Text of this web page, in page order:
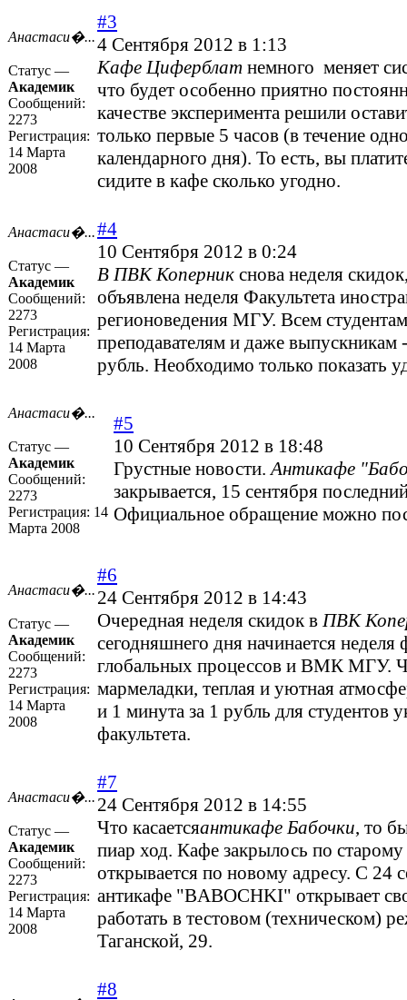
Анастаси�...
Статус —
Академик
Сообщений:
2273
Регистрация:
14 Марта
2008
#3
4 Сентября 2012 в 1:13
Кафе Циферблат немного меняет
что будет особенно приятно
качестве эксперимента решили
только первые 5 часов (в течение
календарного дня). То есть, вы
сидите в кафе сколько угодно.
Анастаси�...
Статус —
Академик
Сообщений:
2273
Регистрация:
14 Марта
2008
#4
10 Сентября 2012 в 0:24
В ПВК Коперник снова неделя
объявлена неделя Факультета
регионоведения МГУ. Всем
преподавателям и даже выпускникам
рубль. Необходимо только показать
Анастаси�...
Статус —
Академик
Сообщений:
2273
Регистрация: 14
Марта 2008
#5
10 Сентября 2012 в 18:48
Грустные новости.Антикафе
закрывается, 15 сентября
Официальное обращение можно
Анастаси�...
Статус —
Академик
Сообщений:
2273
Регистрация:
14 Марта
2008
#6
24 Сентября 2012 в 14:43
Очередная неделя скидок в ПВК
сегодняшнего дня начинается неделя
глобальных процессов и ВМК МГУ.
мармеладки, теплая и уютная
и 1 минута за 1 рубль для студентов
факультета.
Анастаси�...
Статус —
Академик
Сообщений:
2273
Регистрация:
14 Марта
2008
#7
24 Сентября 2012 в 14:55
Что касаетсяантикафе Бабочки, то
пиар ход. Кафе закрылось по старому
открывается по новому адресу. С 24
антикафе "BABOCHKI" открывает
работать в тестовом (техническом)
Таганской, 29.
#8